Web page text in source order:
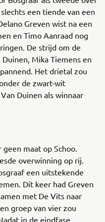
een tiende van een
Greven wist na een
en Timo Aanraad nog
De strijd om de
Mika Tiemens en
Het drietal zou
de zwart-wit
Duinen als winnaar
maat op Schoo.
overwinning op rij.
een uitstekende
Dit keer had Greven
met De Vits naar
groep van vier zou
in de eindfase